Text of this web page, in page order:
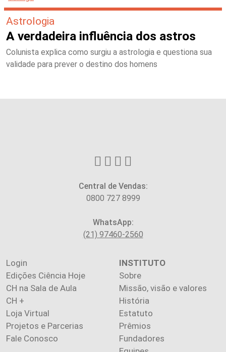
Astrologia
A verdadeira influência dos astros
Colunista explica como surgiu a astrologia e questiona sua
validade para prever o destino dos homens
Central de Vendas:
0800 727 8999
WhatsApp:
(21) 97460-2560
Login
Edições Ciência Hoje
CH na Sala de Aula
CH +
Loja Virtual
Projetos e Parcerias
Fale Conosco
INSTITUTO
Sobre
Missão, visão e valores
História
Estatuto
Prêmios
Fundadores